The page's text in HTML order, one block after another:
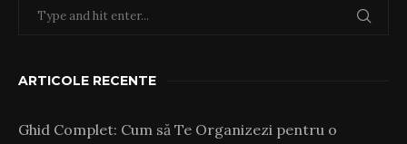
ARTICOLE RECENTE
Ghid Complet: Cum să Te Organizezi pentru o